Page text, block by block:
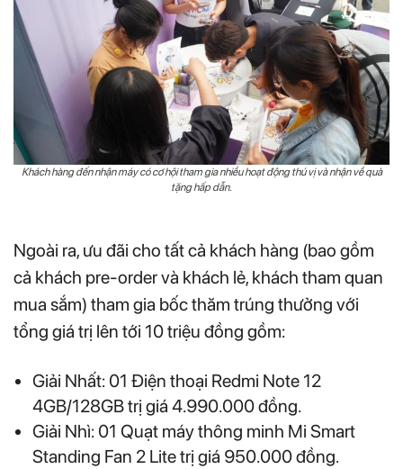
Khách hàng đến nhận máy có cơ hội tham gia nhiều hoạt động thú vị và nhận về quà
tặng hấp dẫn.
Ngoài ra, ưu đãi cho tất cả khách hàng (bao gồm
cả khách pre-order và khách lẻ, khách tham quan
mua sắm) tham gia bốc thăm trúng thưởng với
tổng giá trị lên tới 10 triệu đồng gồm:
Giải Nhất: 01 Điện thoại Redmi Note 12
4GB/128GB trị giá 4.990.000 đồng.
Giải Nhì: 01 Quạt máy thông minh Mi Smart
Standing Fan 2 Lite trị giá 950.000 đồng.